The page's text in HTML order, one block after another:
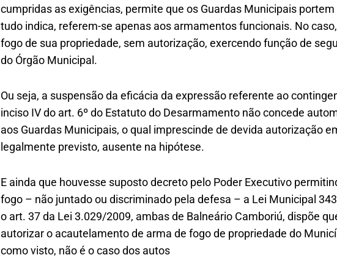
cumpridas as exigências, permite que os Guardas Municipais
tudo indica, referem-se apenas aos armamentos funcionais. No
fogo de sua propriedade, sem autorização, exercendo função de
do Órgão Municipal.
Ou seja, a suspensão da eficácia da expressão referente ao
inciso IV do art. 6º do Estatuto do Desarmamento não concede
aos Guardas Municipais, o qual imprescinde de devida autorização
legalmente previsto, ausente na hipótese.
E ainda que houvesse suposto decreto pelo Poder Executivo
fogo – não juntado ou discriminado pela defesa – a Lei Municipal
o art. 37 da Lei 3.029/2009, ambas de Balneário Camboriú, dispõe
autorizar o acautelamento de arma de fogo de propriedade do
como visto, não é o caso dos autos